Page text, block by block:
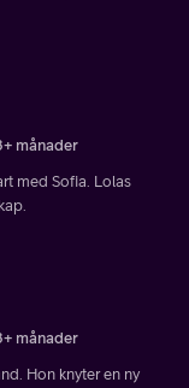
månader
med Sofia. Lolas
månader
Hon knyter en ny